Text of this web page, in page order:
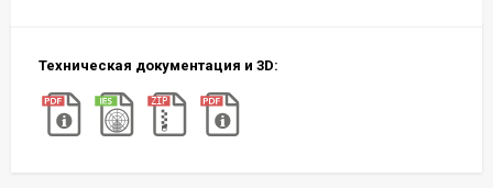
Техническая документация и 3D: